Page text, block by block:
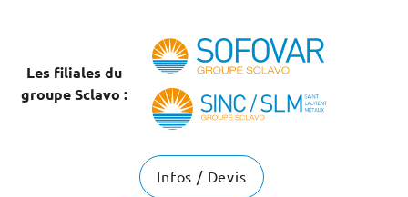
Les filiales du
groupe Sclavo :
Infos / Devis